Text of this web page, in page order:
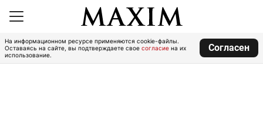
На информационном ресурсе применяются cookie-файлы.
Оставаясь на сайте, вы подтверждаете свое согласие на их
использование.
Согласен